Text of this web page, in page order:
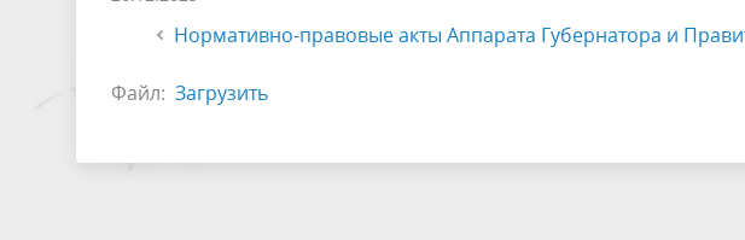
Нормативно-правовые акты Аппарата Губернатора и
Файл: Загрузить